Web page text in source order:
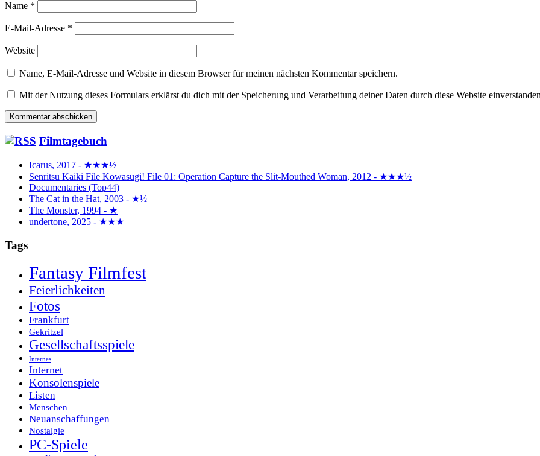
Name *
E-Mail-Adresse *
Website
Name, E-Mail-Adresse und Website in diesem Browser für meinen nächsten Kommentar speichern.
Mit der Nutzung dieses Formulars erklärst du dich mit der Speicherung und Verarbeitung deiner Daten durch diese Website
Filmtagebuch
Icarus, 2017 - ★★★½
Senritsu Kaiki File Kowasugi! File 01: Operation Capture the Slit-Mouthed Woman, 2012 - ★★★½
Documentaries (Top44)
The Cat in the Hat, 2003 - ★½
The Monster, 1994 - ★
undertone, 2025 - ★★★
Tags
Fantasy Filmfest
Feierlichkeiten
Fotos
Frankfurt
Gekritzel
Gesellschaftsspiele
Internes
Internet
Konsolenspiele
Listen
Menschen
Neuanschaffungen
Nostalgie
PC-Spiele